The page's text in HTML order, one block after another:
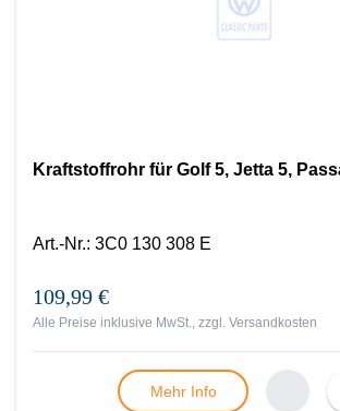
Kraftstoffrohr für Golf 5, Jetta 5,
Art.-Nr.: 3C0 130 308 E
109,99 €
Alle Preise inklusive MwSt., zzgl. Versandkosten
Mehr Info